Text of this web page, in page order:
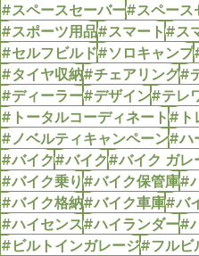
#スペースセーバー#スペース
#スポーツ用品#スマート#ス
#セルフビルド#ソロキャンプ
#タイヤ収納#チェアリング#
#ディーラー#デザイン#テレ
#トータルコーディネート#ト
#ノベルティキャンペーン#ハ
#バイク#バイク#バイク ガレ
#バイク乗り#バイク保管庫#
#バイク格納#バイク車庫#バ
#ハイセンス#ハイランダー#
#ビルトインガレージ#フルビ